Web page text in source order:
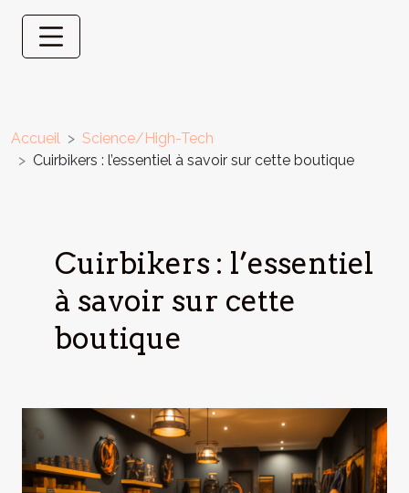
Accueil
Science/High-Tech
Cuirbikers : l’essentiel à savoir sur cette boutique
Cuirbikers : l’essentiel
à savoir sur cette
boutique